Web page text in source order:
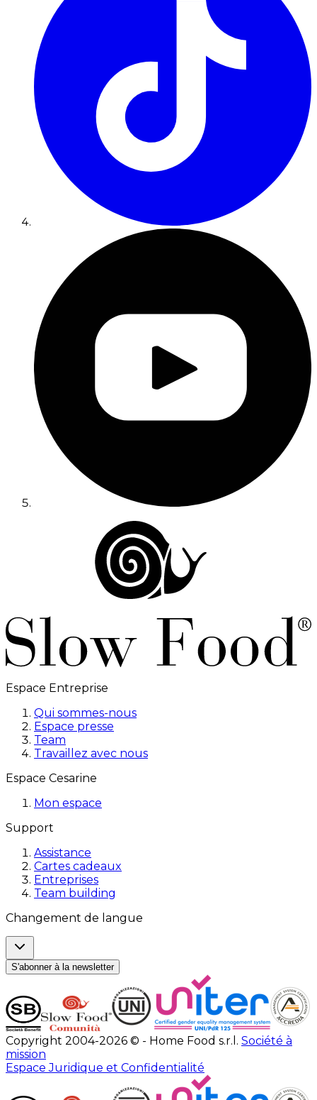
Espace Entreprise
Qui sommes-nous
Espace presse
Team
Travaillez avec nous
Espace Cesarine
Mon espace
Support
Assistance
Cartes cadeaux
Entreprises
Team building
Changement de langue
S'abonner à la newsletter
Copyright 2004-2026 © - Home Food s.r.l. Société à
mission
Espace Juridique et Confidentialité